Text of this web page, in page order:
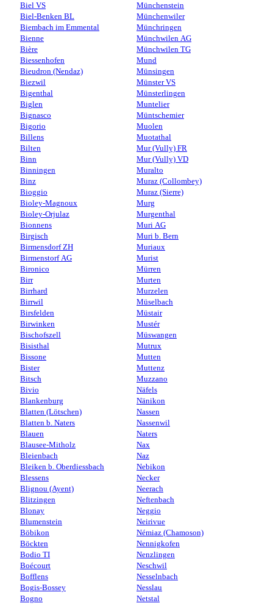
Biel VS
Biel-Benken BL
Biembach im Emmental
Bienne
Bière
Biessenhofen
Bieudron (Nendaz)
Biezwil
Bigenthal
Biglen
Bignasco
Bigorio
Billens
Bilten
Binn
Binningen
Binz
Bioggio
Bioley-Magnoux
Bioley-Orjulaz
Bionnens
Birgisch
Birmensdorf ZH
Birmenstorf AG
Bironico
Birr
Birrhard
Birrwil
Birsfelden
Birwinken
Bischofszell
Bisisthal
Bissone
Bister
Bitsch
Bivio
Blankenburg
Blatten (Lötschen)
Blatten b. Naters
Blauen
Blausee-Mitholz
Bleienbach
Bleiken b. Oberdiessbach
Blessens
Blignou (Ayent)
Blitzingen
Blonay
Blumenstein
Böbikon
Böckten
Bodio TI
Boécourt
Bofflens
Bogis-Bossey
Bogno
Münchenstein
Münchenwiler
Münchringen
Münchwilen AG
Münchwilen TG
Mund
Münsingen
Münster VS
Münsterlingen
Muntelier
Müntschemier
Muolen
Muotathal
Mur (Vully) FR
Mur (Vully) VD
Muralto
Muraz (Collombey)
Muraz (Sierre)
Murg
Murgenthal
Muri AG
Muri b. Bern
Muriaux
Murist
Mürren
Murten
Murzelen
Müselbach
Müstair
Mustér
Müswangen
Mutrux
Mutten
Muttenz
Muzzano
Näfels
Nänikon
Nassen
Nassenwil
Naters
Nax
Naz
Nebikon
Necker
Neerach
Neftenbach
Neggio
Neirivue
Némiaz (Chamoson)
Nennigkofen
Nenzlingen
Neschwil
Nesselnbach
Nesslau
Netstal